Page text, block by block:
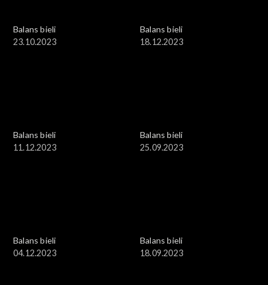
Balans bieli
23.10.2023
Balans bieli
18.12.2023
Balans bieli
11.12.2023
Balans bieli
25.09.2023
Balans bieli
04.12.2023
Balans bieli
18.09.2023